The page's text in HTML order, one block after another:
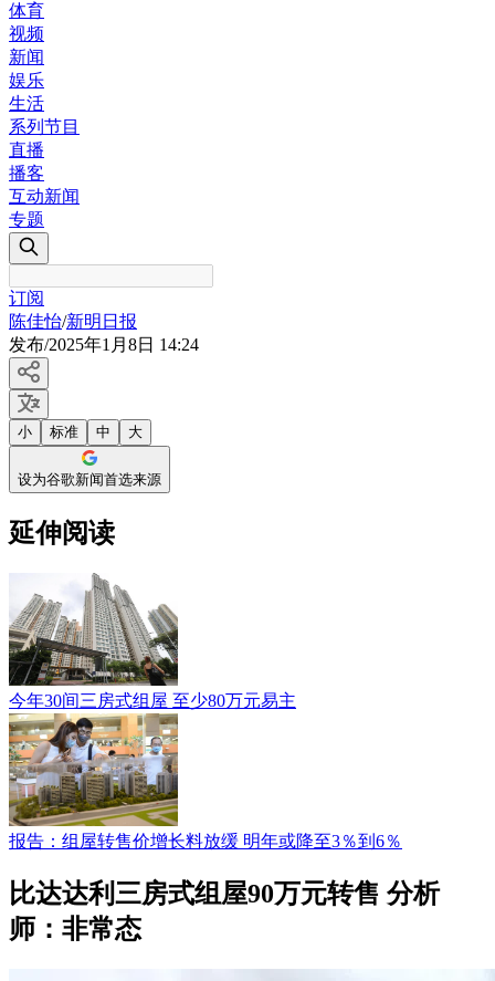
体育
视频
新闻
娱乐
生活
系列节目
直播
播客
互动新闻
专题
订阅
陈佳怡/新明日报
发布/2025年1月8日 14:24
小 标准 中 大
设为谷歌新闻首选来源
延伸阅读
今年30间三房式组屋 至少80万元易主
报告：组屋转售价增长料放缓 明年或降至3％到6％
比达达利三房式组屋90万元转售 分析
师：非常态